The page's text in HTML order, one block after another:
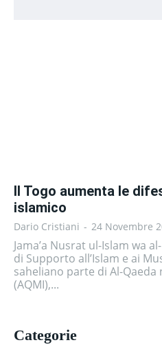
Il Togo aumenta le
islamico
Dario Cristiani - 24 Novembre
Jama’a Nusrat ul-Islam wa
di Supporto all’Islam e ai
saheliano parte di Al-Qaeda
(AQMI),...
Categorie